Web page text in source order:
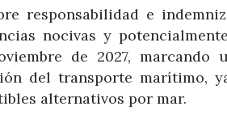
responsabilidad e
nocivas y
de 2027,
del transporte marítimo,
alternativos por mar.